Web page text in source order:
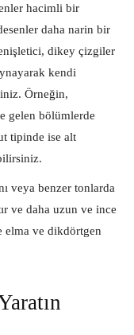
hacimli bir
daha narin bir
dikey çizgiler
kendi
Örneğin,
gelen bölümlerde
tipinde ise alt
veya benzer tonlarda
ve daha uzun ve ince
elma ve dikdörtgen